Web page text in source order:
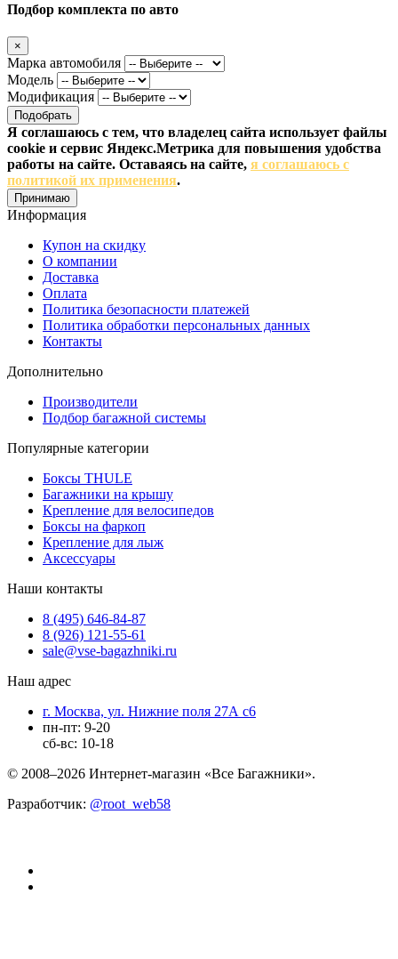
Подбор комплекта по авто
×
Марка автомобиля
Модель
Модификация
Подобрать
Я соглашаюсь с тем, что владелец сайта использует файлы
cookie и сервис Яндекс.Метрика для повышения удобства
работы на сайте. Оставаясь на сайте, я соглашаюсь с
политикой их применения.
Принимаю
Информация
Купон на скидку
О компании
Доставка
Оплата
Политика безопасности платежей
Политика обработки персональных данных
Контакты
Дополнительно
Производители
Подбор багажной системы
Популярные категории
Боксы THULE
Багажники на крышу
Крепление для велосипедов
Боксы на фаркоп
Крепление для лыж
Аксессуары
Наши контакты
8 (495) 646-84-87
8 (926) 121-55-61
sale@vse-bagazhniki.ru
Наш адрес
г. Москва, ул. Нижние поля 27А с6
пн-пт: 9-20
сб-вс: 10-18
© 2008–2026 Интернет-магазин «Все Багажники».
Разработчик: @root_web58